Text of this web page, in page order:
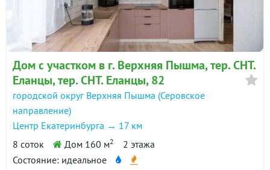
Дом с участком в г. Верхняя Пышма, тер. СНТ.
Еланцы, тер. СНТ. Еланцы, 82
городской округ Верхняя Пышма (Серовское
направление)
Центр Екатеринбурга → 17 км
8 соток
Дом 160 м2
2 этажа
Состояние: идеальное